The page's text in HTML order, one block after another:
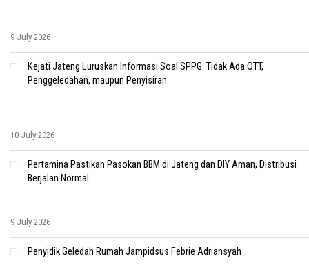
9 July 2026
Kejati Jateng Luruskan Informasi Soal SPPG: Tidak Ada OTT,
Penggeledahan, maupun Penyisiran
10 July 2026
Pertamina Pastikan Pasokan BBM di Jateng dan DIY Aman, Distribusi
Berjalan Normal
9 July 2026
Penyidik Geledah Rumah Jampidsus Febrie Adriansyah